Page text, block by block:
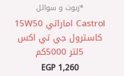
*زيوت و سوائل
Castrol اماراتي 15W50
كاسترول جي تي اكس
5لتر 5000كم
EGP1,260